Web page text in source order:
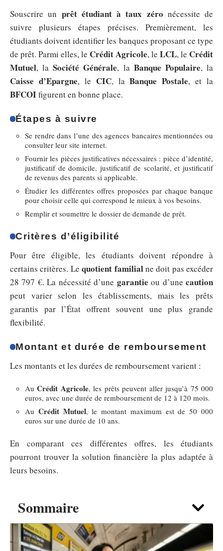
Sommaire
Souscrire un prêt étudiant à taux zéro nécessite de
suivre plusieurs étapes précises. Premièrement, les
étudiants doivent identifier les banques proposant ce type
de prêt. Parmi elles, le Crédit Agricole, le LCL, le Crédit
Mutuel, laSociété Générale, la Banque Populaire, la
Caisse d’Epargne, le CIC, laBanque Postale, et la
BFCOIfigurent en bonne place.
Étapes à suivre
Se rendre dans l’une des agences bancaires mentionnées ou
consulter leur site internet.
Fournir les pièces justificatives nécessaires : pièce d’identité,
justificatif de domicile, justificatif de scolarité, et justificatif
de revenus des parents si applicable.
Étudier les différentes offres proposées par chaque banque
pour choisir celle qui correspond le mieux à vos besoins.
Remplir et soumettre le dossier de demande de prêt.
Critères d’éligibilité
Pour être éligible, les étudiants doivent répondre à
certains critères. Lequotient familialne doit pas excéder
28 797 €. La nécessité d’une garantie ou d’unecaution
peut varier selon les établissements, mais les prêts
garantis par l’État offrent souvent une plus grande
flexibilité.
Montant et durée de remboursement
Les montants et les durées de remboursement varient :
AuCrédit Agricole, les prêts peuvent aller jusqu’à 75 000
euros, avec une durée de remboursement de 12 à 120 mois.
Au Crédit Mutuel, le montant maximum est de 50 000
euros sur une durée de 10 ans.
En comparant ces différentes offres, les étudiants
pourront trouver la solution financière la plus adaptée à
leurs besoins.